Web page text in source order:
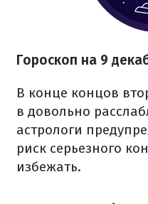
Гороскоп на 9
В конце концов
в довольно
астрологи
риск серьезного
избежать.